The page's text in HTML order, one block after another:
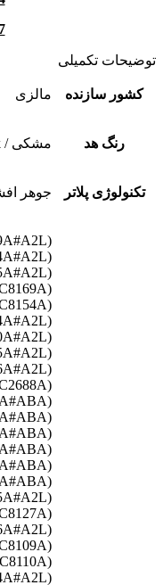
توضیحات تکمیلی
کشور سازنده مالزی
رنگ هد مشکی / Black
تکنولوژی پلاتر جوهر